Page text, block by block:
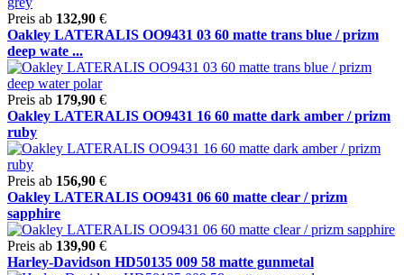
Preis ab 132,90 €
Oakley LATERALIS OO9431 03 60 matte trans blue / prizm
deep wate ...
Preis ab 179,90 €
Oakley LATERALIS OO9431 16 60 matte dark amber / prizm
ruby
Preis ab 156,90 €
Oakley LATERALIS OO9431 06 60 matte clear / prizm
sapphire
Preis ab 139,90 €
Harley-Davidson HD50135 009 58 matte gunmetal